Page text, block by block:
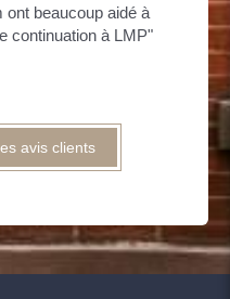
beaucoup aidé à
continuation à LMP"
avis clients